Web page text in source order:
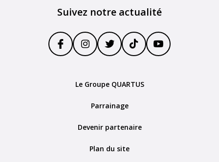
Suivez notre actualité
Le Groupe QUARTUS
Parrainage
Devenir partenaire
Plan du site